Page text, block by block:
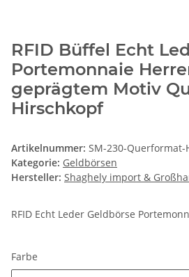
RFID Büffel Echt
Portemonnaie
geprägtem Motiv
Hirschkopf
Artikelnummer: SM-230-
Kategorie: Geldbörsen
Hersteller: Shaghely import &
RFID Echt Leder Geldbörse
Farbe